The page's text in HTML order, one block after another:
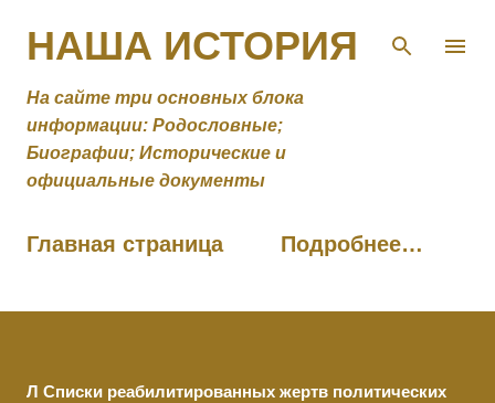
НАША ИСТОРИЯ
На сайте три основных блока
информации: Родословные;
Биографии; Исторические и
официальные документы
Главная страница Подробнее…
Л Списки реабилитированных жертв политических